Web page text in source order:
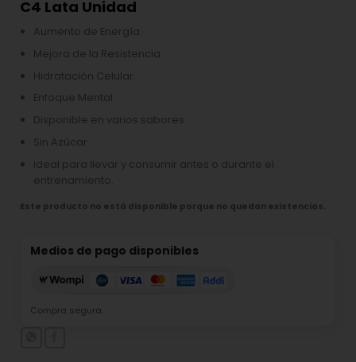
C4 Lata Unidad
Aumento de Energía.
Mejora de la Resistencia.
Hidratación Celular.
Enfoque Mental.
Disponible en varios sabores.
Sin Azúcar.
Ideal para llevar y consumir antes o durante el
entrenamiento.
Este producto no está disponible porque no quedan existencias.
Medios de pago disponibles
Compra segura.